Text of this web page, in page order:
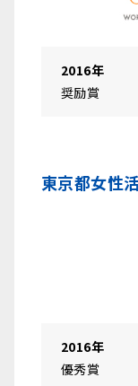
2016年
奨励賞
東京都女性
2016年
優秀賞